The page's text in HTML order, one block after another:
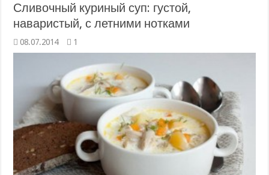
Сливочный куриный суп: густой,
наваристый, с летними нотками
08.07.2014 1